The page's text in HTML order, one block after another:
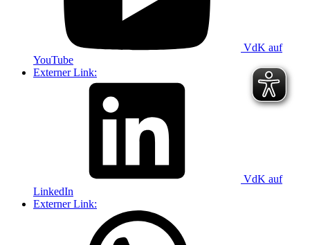
VdK auf
YouTube
Externer Link:
VdK auf
LinkedIn
Externer Link: